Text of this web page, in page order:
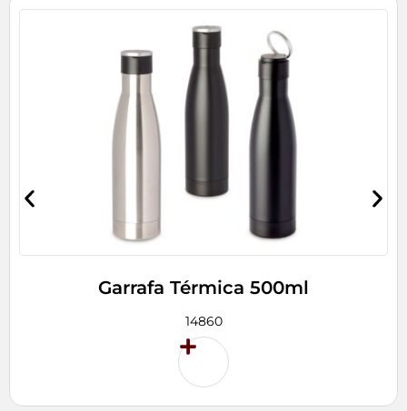
Garrafa Térmica 500ml
14860